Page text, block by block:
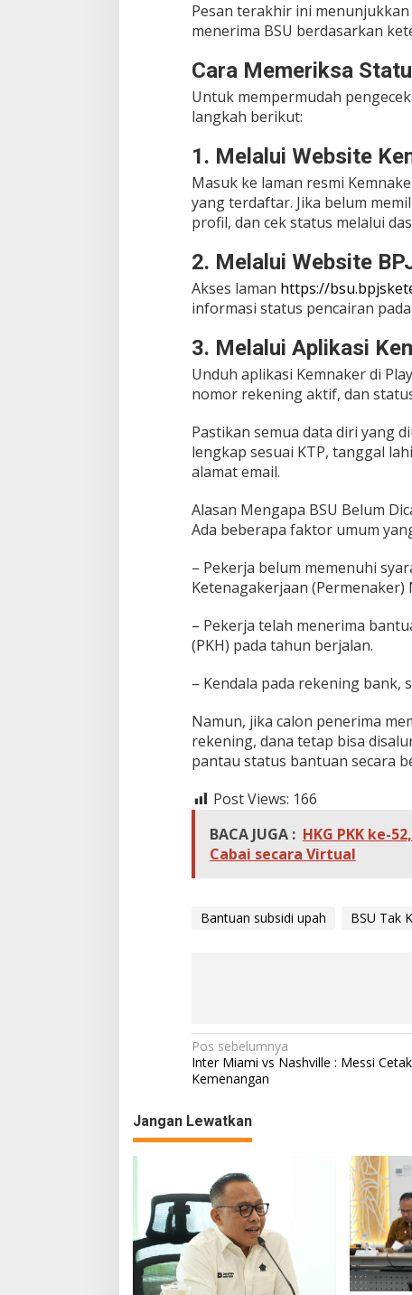
Pesan terakhir ini
menerima BSU berdasarkan
Cara Memeriksa
Untuk mempermudah
langkah berikut:
1. Melalui Website
Masuk ke laman resmi
yang terdaftar. Jika belum
profil, dan cek status melalui
2. Melalui Website
Akses laman https://
informasi status pencairan
3. Melalui Aplikasi
Unduh aplikasi Kemnaker di
nomor rekening aktif, dan
Pastikan semua data diri yang
lengkap sesuai KTP, tanggal
alamat email.
Alasan Mengapa BSU Belum
Ada beberapa faktor umum
– Pekerja belum memenuhi
Ketenagakerjaan (Permenaker)
– Pekerja telah menerima
(PKH) pada tahun berjalan.
– Kendala pada rekening
Namun, jika calon penerima
rekening, dana tetap bisa
pantau status bantuan secara
Post Views: 166
BACA JUGA : HKG PKK ke-
Cabai secara Virtual
Bantuan subsidi upah BSU Tak
N
a
i
s
i
p
o
Pos sebelumnya
Inter Miami vs Nashville : Messi
Kemenangan
Jangan Lewatkan